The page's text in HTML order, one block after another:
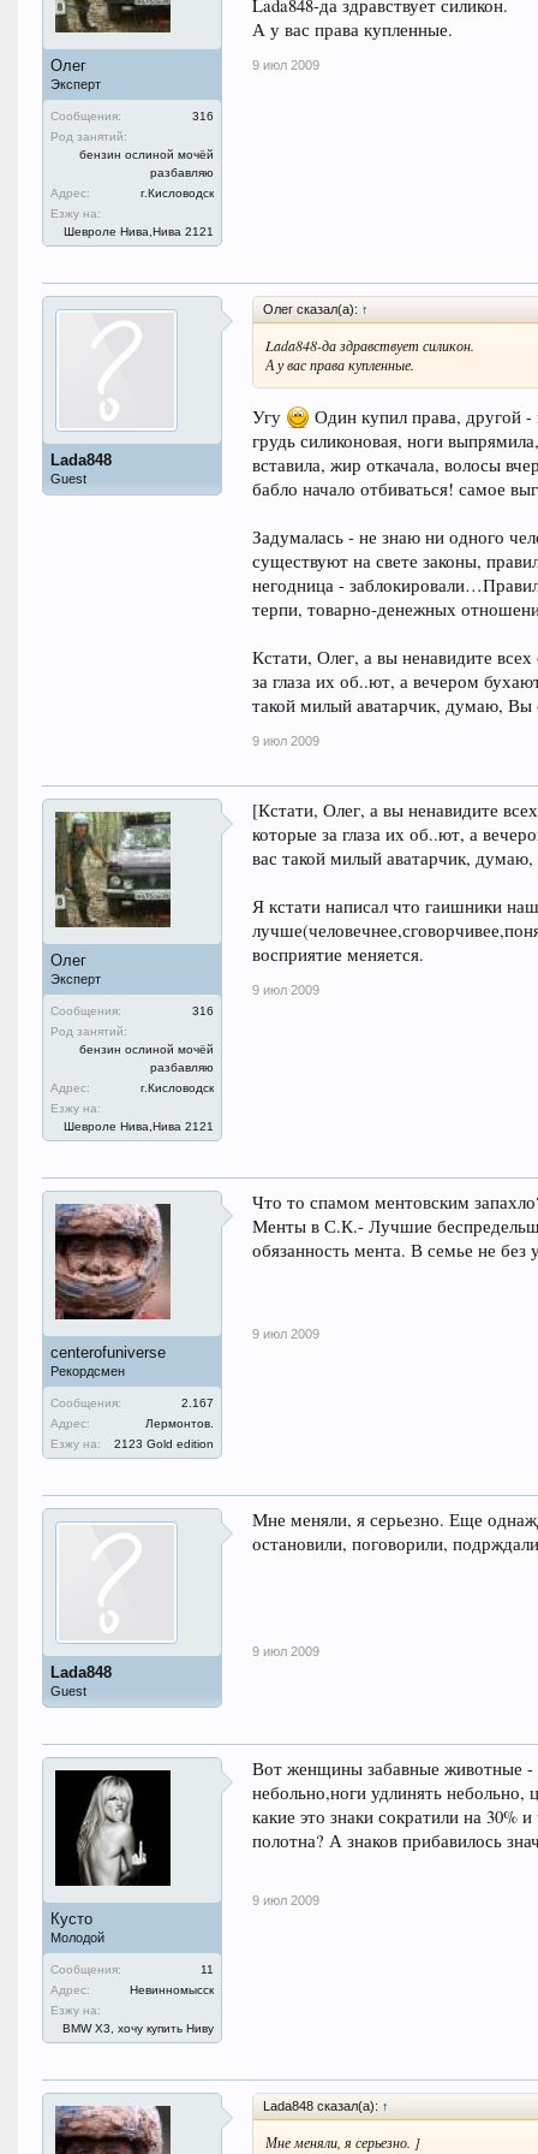
Олег
Эксперт
Сообщения:
316
Род занятий:
бензин ослиной мочёй
разбавляю
Адрес:
г.Кисловодск
Езжу на:
Шевроле Нива,Нива 2121
Lada848-да здравствует силикон.
А у вас права купленные.
9 июл 2009
Lada848
Guest
Олег сказал(а): ↑
Lada848-да здравствует силикон.
А у вас права купленные.
Угу
Один купил права, другой
грудь силиконовая, ноги
вставила, жир откачала, волосы
бабло начало отбиваться! самое
Задумалась - не знаю ни одного
существуют на свете законы,
негодница -
терпи, товарно-денежных
Кстати, Олег, а вы ненавидите
за глаза их об..ют, а вечером
такой милый аватарчик, думаю, Вы
9 июл 2009
Олег
Эксперт
Сообщения:
316
Род занятий:
бензин ослиной мочёй
разбавляю
Адрес:
г.Кисловодск
Езжу на:
Шевроле Нива,Нива 2121
[Кстати, Олег, а вы ненавидите
которые за глаза их об..ют, а
вас такой милый аватарчик,
Я кстати написал что гаишники
восприятие меняется.
9 июл 2009
centerofuniverse
Рекордсмен
Сообщения:
2.167
Адрес:
Лермонтов.
Езжу на:
2123 Gold edition
Что то спамом ментовским
Менты в С.К.- Лучшие
обязанность мента. В семье не без
9 июл 2009
Lada848
Guest
Мне меняли, я серьезно. Еще
остановили, поговорили,
9 июл 2009
Кусто
Молодой
Сообщения:
11
Адрес:
Невинномысск
Езжу на:
BMW X3, хочу купить Ниву
Вот женщины забавные животные -
небольно,ноги удлинять
какие это знаки сократили на
полотна? А знаков прибавилось
9 июл 2009
Lada848 сказал(а): ↑
Мне меняли, я серьезно. ]